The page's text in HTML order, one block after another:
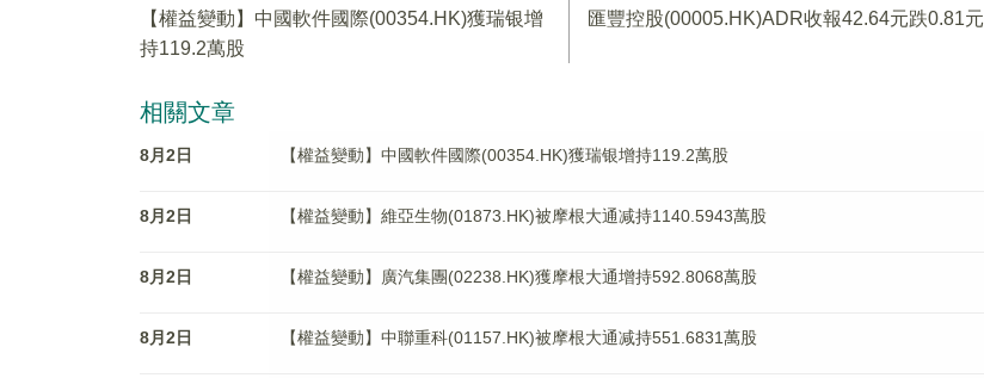
【權益變動】中國軟件國際(00354.HK)獲瑞银增
持119.2萬股
匯豐控股(00005.HK)ADR收報42.64元跌0.81元
相關文章
8月2日 【權益變動】中國軟件國際(00354.HK)獲瑞银增持119.2萬股
8月2日 【權益變動】維亞生物(01873.HK)被摩根大通减持1140.5943萬股
8月2日 【權益變動】廣汽集團(02238.HK)獲摩根大通增持592.8068萬股
8月2日 【權益變動】中聯重科(01157.HK)被摩根大通减持551.6831萬股